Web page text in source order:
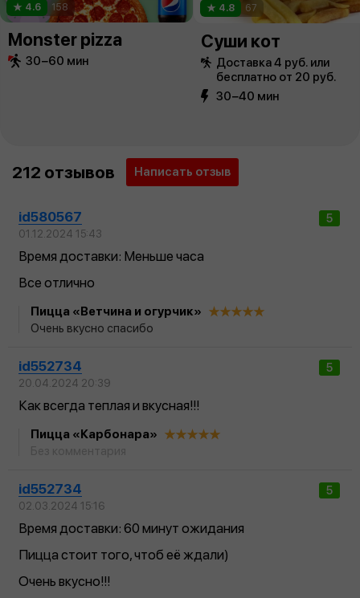
4.6 158
Monster pizza
30−60 мин
4.8 67
Суши кот
Доставка 4 руб. или
бесплатно от 20 руб.
30−40 мин
212 отзывов Написать отзыв
5
id580567
01.12.2024 15:43
Время доставки: Меньше часа
Все отлично
Пицца «Ветчина и огурчик»
Очень вкусно спасибо
5
id552734
20.04.2024 20:39
Как всегда теплая и вкусная!!!
Пицца «Карбонара»
5
id552734
02.03.2024 15:16
Время доставки: 60 минут ожидания
Пицца стоит того, чтоб её ждали)
Очень вкусно!!!